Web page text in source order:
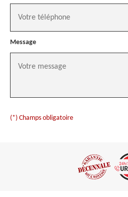
Message
(*) Champs obligatoire